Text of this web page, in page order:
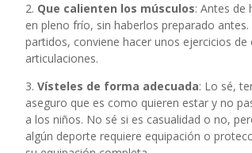
2. Que calienten los músculos: Antes de
en pleno frío, sin haberlos preparado
partidos, conviene hacer unos ejercicios
articulaciones.
3. Vísteles de forma adecuada: Lo sé,
aseguro que es como quieren estar y no
a los niños. No sé si es casualidad o no,
algún deporte requiere equipación o